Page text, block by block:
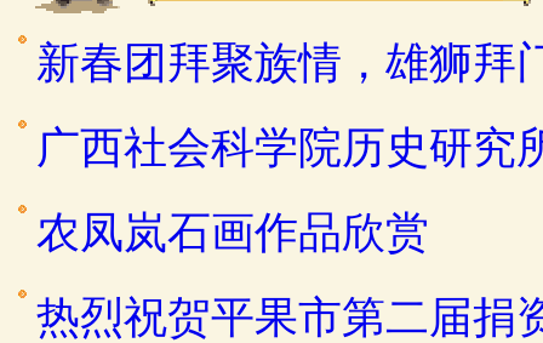
新春团拜聚族情，雄狮拜
广西社会科学院历史研
农凤岚石画作品欣赏
热烈祝贺平果市第二届